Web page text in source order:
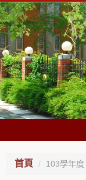
首頁 103學年度